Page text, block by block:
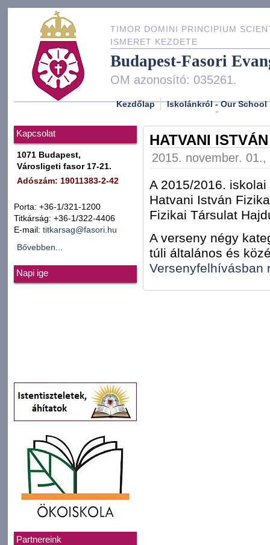
TIMOR DOMINI PRINCIPIUM
ISMERET KEZDETE
Budapest-Fasori
OM azonosító: 035261.
Kezdőlap Iskolánkról - Our School
Kapcsolat
1071 Budapest,
Városligeti fasor 17-21.
Adószám: 19011383-2-42
Porta: +36-1/321-1200
Titkárság: +36-1/322-4406
E-mail: titkarsag@fasori.hu
Bővebben...
Napi ige
Partnereink
HATVANI
2015. november.
A 2015/2016.
Hatvani István
Fizikai Társulat
A verseny négy
túli általános és
Versenyfelhívásban